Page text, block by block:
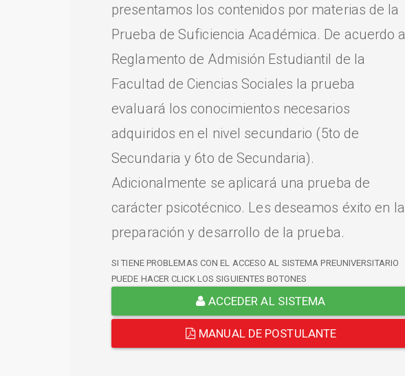
presentamos los contenidos por materias de la
Prueba de Suficiencia Académica. De acuerdo
Reglamento de Admisión Estudiantil de la
Facultad de Ciencias Sociales la prueba
evaluará los conocimientos necesarios
adquiridos en el nivel secundario (5to de
Secundaria y 6to de Secundaria).
Adicionalmente se aplicará una prueba de
carácter psicotécnico. Les deseamos éxito en la
preparación y desarrollo de la prueba.
SI TIENE PROBLEMAS CON EL ACCESO AL SISTEMA PREUNIVERSITARIO
PUEDE HACER CLICK LOS SIGUIENTES BOTONES
ACCEDER AL SISTEMA
MANUAL DE POSTULANTE